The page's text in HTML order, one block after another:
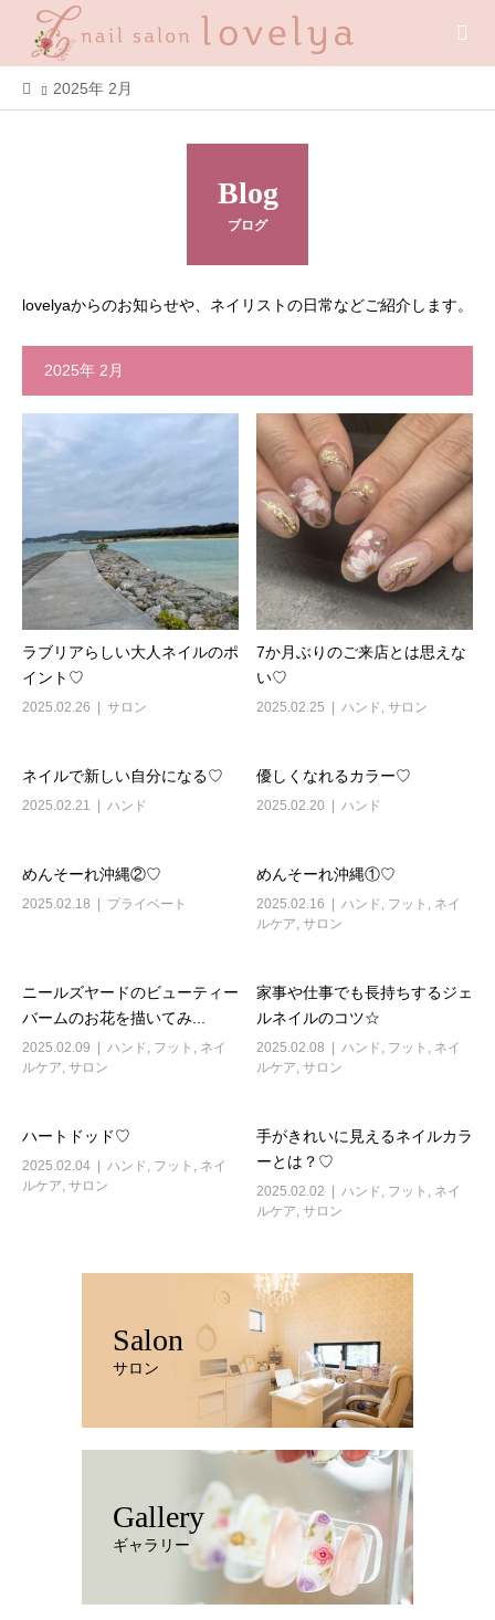
2025年 2月
Blog
ブログ
lovelyaからのお知らせや、ネイリストの日常などご紹介します。
2025年 2月
ラブリアらしい大人ネイルのポ
イント♡
2025.02.26 サロン
7か月ぶりのご来店とは思えな
い♡
2025.02.25 ハンド , サロン
ネイルで新しい自分になる♡
2025.02.21 ハンド
優しくなれるカラー♡
2025.02.20 ハンド
めんそーれ沖縄②♡
2025.02.18 プライベート
めんそーれ沖縄①♡
2025.02.16 ハンド , フット , ネイ
ルケア, サロン
ニールズヤードのビューティー
バームのお花を描いてみ...
2025.02.09 ハンド , フット , ネイ
ルケア, サロン
家事や仕事でも長持ちするジェ
ルネイルのコツ☆
2025.02.08 ハンド , フット , ネイ
ルケア, サロン
ハートドッド♡
2025.02.04 ハンド , フット , ネイ
ルケア, サロン
手がきれいに見えるネイルカラ
ーとは？♡
2025.02.02 ハンド , フット , ネイ
ルケア, サロン
Salon
サロン
Gallery
ギャラリー